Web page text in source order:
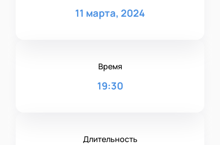
11 марта, 2024
Время
19:30
Длительность